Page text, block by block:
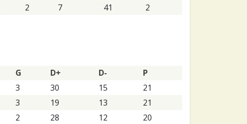
2 7 41 2
G D+ D-
P
3 30 15
21
3 19 13
21
2 28 12
20